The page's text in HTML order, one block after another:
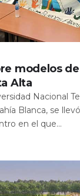
modelos
Alta
Nacional
Blanca, se
en el que...